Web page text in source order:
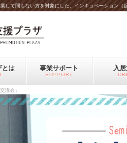
して間もない方を対象にした、インキュベーション（
とは 事業サポート
SUPPORT
入
流会」